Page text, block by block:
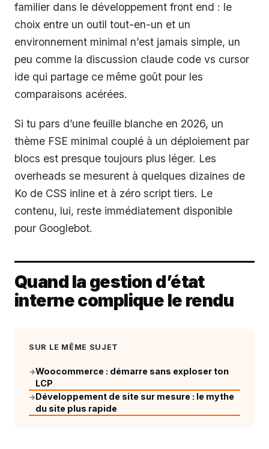
familier dans le développement front end : le
choix entre un outil tout-en-un et un
environnement minimal n’est jamais simple, un
peu comme la discussion claude code vs cursor
ide qui partage ce même goût pour les
comparaisons acérées.
Si tu pars d’une feuille blanche en 2026, un
thème FSE minimal couplé à un déploiement par
blocs est presque toujours plus léger. Les
overheads se mesurent à quelques dizaines de
Ko de CSS inline et à zéro script tiers. Le
contenu, lui, reste immédiatement disponible
pour Googlebot.
Quand la gestion d’état
interne complique le rendu
SUR LE MÊME SUJET
→Woocommerce : démarre sans exploser ton
LCP
→Développement de site sur mesure : le mythe
du site plus rapide